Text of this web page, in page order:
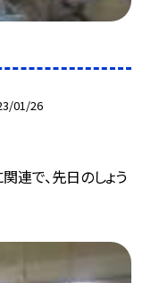
01/26
連で、先日のしょう